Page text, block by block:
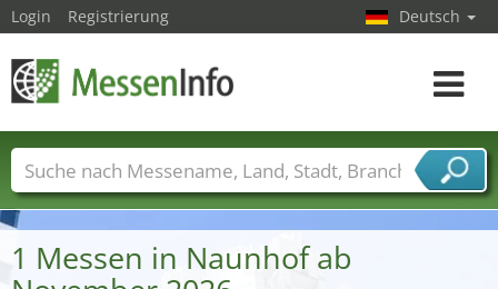
1 Messen in Naunhof ab
Login Registrierung Deutsch
Toggle
Messenamen Länder Städte
Branchen
Dienstleisterbranchen